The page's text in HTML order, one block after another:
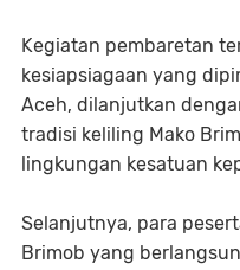
Kegiatan pembaretan
kesiapsiagaan yang
Aceh, dilanjutkan
tradisi keliling Mako
lingkungan kesatuan
Selanjutnya, para
Brimob yang